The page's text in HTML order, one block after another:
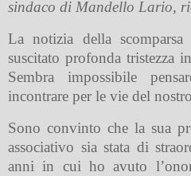
sindaco di Mandello Lario,
La notizia della
suscitato profonda tristezza
Sembra impossibile
incontrare per le vie del
Sono convinto che la sua
associativo sia stata di
anni in cui ho avuto